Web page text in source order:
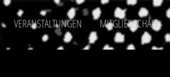
VERANSTALTUNGEN MITGLIEDSCHAFT